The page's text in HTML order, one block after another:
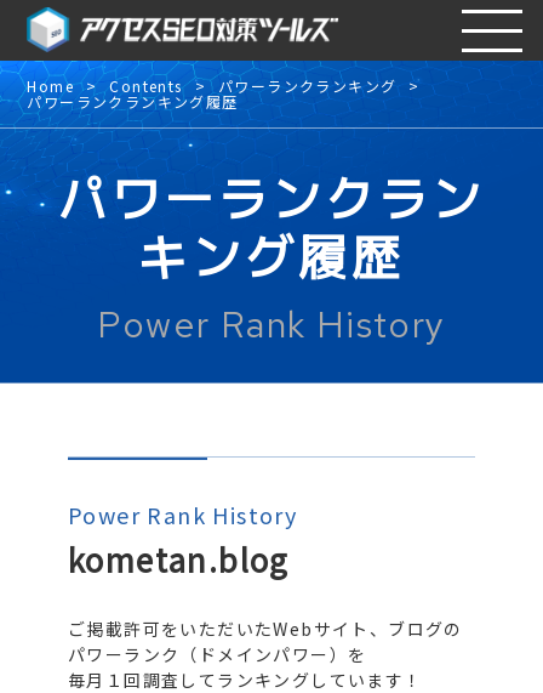
Home Contents パワーランクランキング
パワーランクランキング履歴
パワーランクラン
キング履歴
Power Rank History
Power Rank History
kometan.blog
ご掲載許可をいただいたWebサイト、ブログの
パワーランク（ドメインパワー）を
毎月１回調査してランキングしています！